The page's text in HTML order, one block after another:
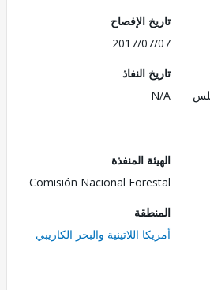
تاريخ الإفصاح
2017/07/07
تاريخ النفاذ
N/A
الهيئة المنفذة
Comisión Nacional Forestal
أمريكا اللاتينية والبحر الكاريبي